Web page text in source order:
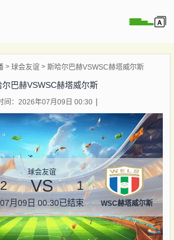
球会友谊 斯哈尔巴赫VSWSC赫塔威尔斯
尔巴赫VSWSC赫塔威尔斯
间：2026年07月09日 00:30
球会友谊
2 VS 1
07月09日 00:30已结束 WSC赫塔威尔斯